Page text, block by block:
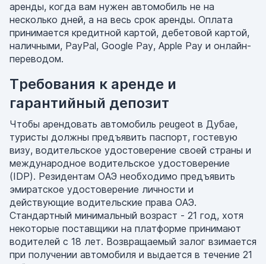
аренды, когда вам нужен автомобиль не на
несколько дней, а на весь срок аренды. Оплата
принимается кредитной картой, дебетовой картой,
наличными, PayPal, Google Pay, Apple Pay и онлайн-
переводом.
Требования к аренде и
гарантийный депозит
Чтобы арендовать автомобиль peugeot в Дубае,
туристы должны предъявить паспорт, гостевую
визу, водительское удостоверение своей страны и
международное водительское удостоверение
(IDP). Резидентам ОАЭ необходимо предъявить
эмиратское удостоверение личности и
действующие водительские права ОАЭ.
Стандартный минимальный возраст - 21 год, хотя
некоторые поставщики на платформе принимают
водителей с 18 лет. Возвращаемый залог взимается
при получении автомобиля и выдается в течение 21